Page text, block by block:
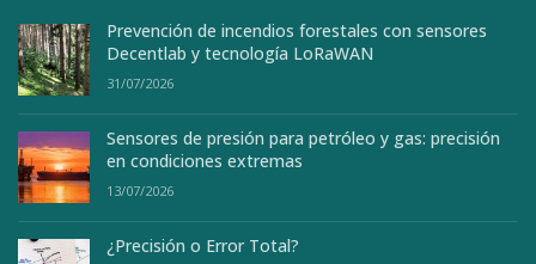
Prevención de incendios forestales con sensores
Decentlab y tecnología LoRaWAN
31/07/2026
Sensores de presión para petróleo y gas: precisión
en condiciones extremas
13/07/2026
¿Precisión o Error Total?